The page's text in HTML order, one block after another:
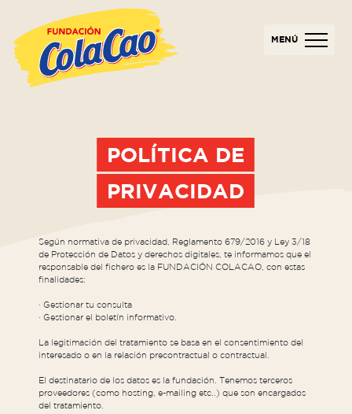
MENÚ
POLÍTICA DE
PRIVACIDAD
Según normativa de privacidad, Reglamento 679/2016 y Ley 3/18
de Protección de Datos y derechos digitales, te informamos que el
responsable del fichero es la FUNDACIÓN COLACAO, con estas
finalidades:
· Gestionar tu consulta
· Gestionar el boletín informativo.
La legitimación del tratamiento se basa en el consentimiento del
interesado o en la relación precontractual o contractual.
El destinatario de los datos es la fundación. Tenemos terceros
proveedores (como hosting, e-mailing etc..) que son encargados
del tratamiento.